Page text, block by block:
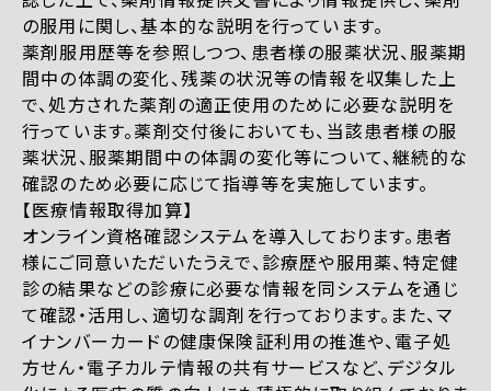
の服用に関し、基本的な説明を行っています。
薬剤服用歴等を参照しつつ、患者様の服薬状況、服薬期
間中の体調の変化、残薬の状況等の情報を収集した上
で、処方された薬剤の適正使用のために必要な説明を
行っています。薬剤交付後においても、当該患者様の服
薬状況、服薬期間中の体調の変化等について、継続的な
確認のため必要に応じて指導等を実施しています。
【医療情報取得加算】
オンライン資格確認システムを導入しております。患者
様にご同意いただいたうえで、診療歴や服用薬、特定健
診の結果などの診療に必要な情報を同システムを通じ
て確認・活用し、適切な調剤を行っております。また、マ
イナンバーカードの健康保険証利用の推進や、電子処
方せん・電子カルテ情報の共有サービスなど、デジタル